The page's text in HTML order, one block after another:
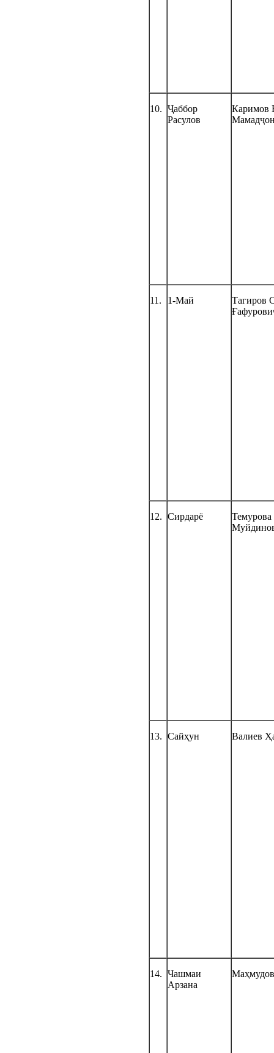
10. Ҷаббор
Расулов
Каримов
11. 1-Май
Тагиров
12. Сирдарё
13. Сайҳун Валиев
14. Чашмаи
Арзана